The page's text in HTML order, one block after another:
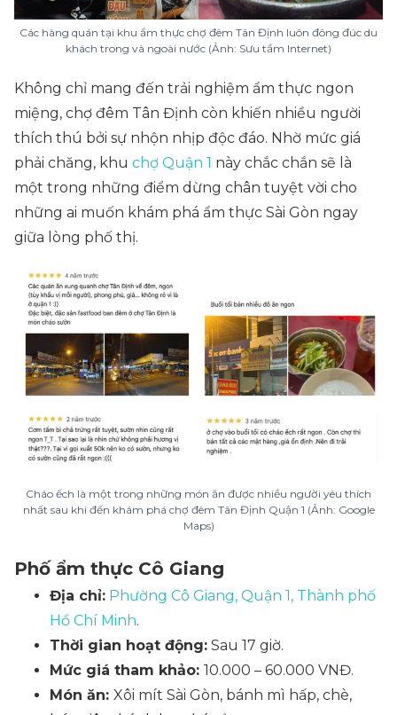
Các hàng quán tại khu ẩm thực chợ đêm Tân Định luôn đông đúc du
khách trong và ngoài nước (Ảnh: Sưu tầm Internet)
Không chỉ mang đến trải nghiệm ẩm thực ngon
miệng, chợ đêm Tân Định còn khiến nhiều người
thích thú bởi sự nhộn nhịp độc đáo. Nhờ mức giá
phải chăng, khu chợ Quận 1 này chắc chắn sẽ là
một trong những điểm dừng chân tuyệt vời cho
những ai muốn khám phá ẩm thực Sài Gòn ngay
giữa lòng phố thị.
Cháo ếch là một trong những món ăn được nhiều người yêu thích
nhất sau khi đến khám phá chợ đêm Tân Định Quận 1 (Ảnh: Google
Maps)
Phố ẩm thực Cô Giang
Địa chỉ: Phường Cô Giang, Quận 1, Thành phố
Hồ Chí Minh.
Thời gian hoạt động: Sau 17 giờ.
Mức giá tham khảo: 10.000 – 60.000 VNĐ.
Món ăn: Xôi mít Sài Gòn, bánh mì hấp, chè,